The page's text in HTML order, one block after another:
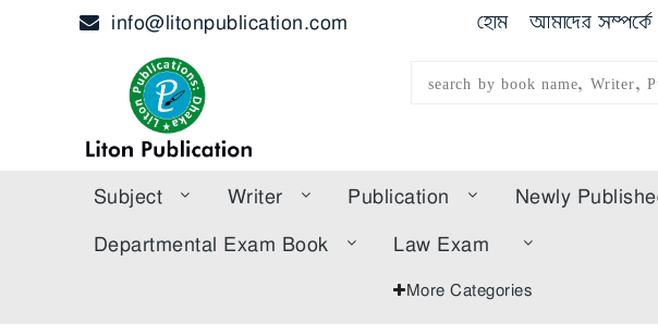
info@litonpublication.com হোম আমাদের সম্পর্কে
Subject Writer Publication Newly
Departmental Exam Book
Law Exam
More Categories